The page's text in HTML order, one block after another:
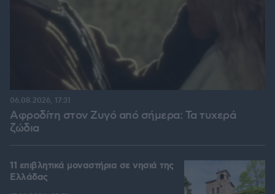
Αφροδίτη στον Ζυγό από σήμερα: Τα τυχερά
ζώδια
06.08.2026, 17:31
11 επιβλητικά μοναστήρια σε νησιά της
Ελλάδας